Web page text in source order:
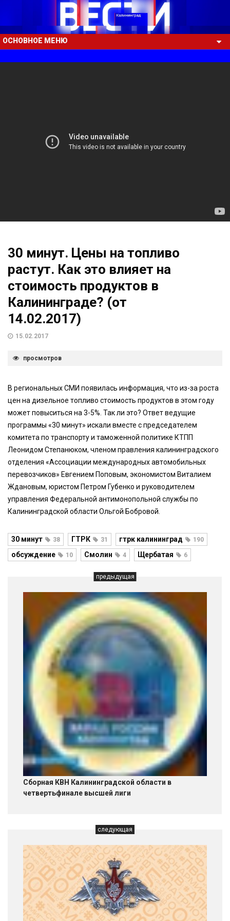
ОСНОВНОЕ МЕНЮ
30 минут. Цены на топливо
растут. Как это влияет на
стоимость продуктов в
Калининграде? (от
14.02.2017)
15.02.2017
просмотров
В региональных СМИ появилась информация, что из-за роста
цен на дизельное топливо стоимость продуктов в этом году
может повыситься на 3-5%. Так ли это? Ответ ведущие
программы «30 минут» искали вместе с председателем
комитета по транспорту и таможенной политике КТПП
Леонидом Степанюком, членом правления калининградского
отделения «Ассоциации международных автомобильных
перевозчиков» Евгением Поповым, экономистом Виталием
Ждановым, юристом Петром Губенко и руководителем
управления Федеральной антимонопольной службы по
Калининградской области Ольгой Бобровой.
30 минут 38 ГТРК 31 гтрк калининград 190
обсуждение 10 Смолин 4 Щербатая 6
предыдущая
Сборная КВН Калининградской области в
четвертьфинале высшей лиги
следующая